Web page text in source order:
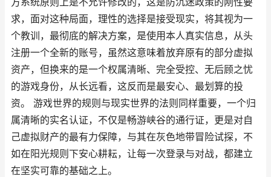
求，面对这种局面，理性的选择是接受现实，将其视为一
个教训，最彻底的解决方案，是使用本人真实信息，从头
注册一个全新的账号，虽然这意味着放弃原有的部分虚拟
资产，但换来的是一个权属清晰、完全受控、无后顾之忧
的游戏身份，从长远看，这反而是最安心、最划算的投
资。 游戏世界的规则与现实世界的法则同样重要，一个归
属清晰的实名认证，不仅是畅游峡谷的通行证，更是对自
己虚拟财产的最有力保障，与其在灰色地带冒险试探，不
如在阳光规则下安心耕耘，让每一次登录与对战，都建立
在坚实可靠的基础之上。